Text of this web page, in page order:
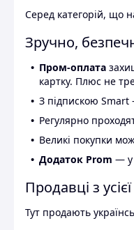
Серед категорій, що
Зручно,
Пром-оплата
картку. Плюс не
З підпискою Smart
Регулярно
Великі покупки
Додаток Prom — у
Продавці з
Тут продають